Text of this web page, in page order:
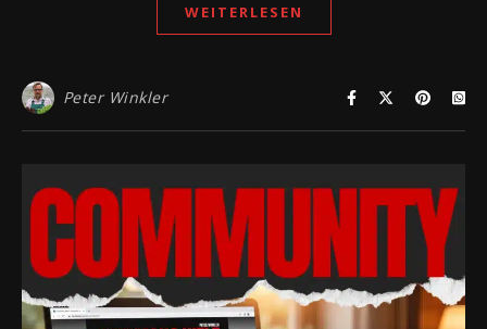
WEITERLESEN
Peter Winkler